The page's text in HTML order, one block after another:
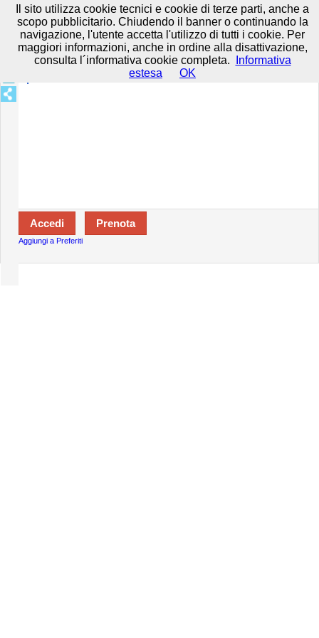
Prenota in tutta sicurezza con HTTPS All rights reserved. Privacy e
Cookie-Disclaimer-Termini d'uso
Specializzazioni:
Aggiungi a Preferiti
Il sito utilizza cookie tecnici e cookie di terze parti, anche a
scopo pubblicitario. Chiudendo il banner o continuando la
navigazione, l'utente accetta l'utilizzo di tutti i cookie. Per
maggiori informazioni, anche in ordine alla disattivazione,
consulta l´informativa cookie completa.
Informativa
estesa
OK